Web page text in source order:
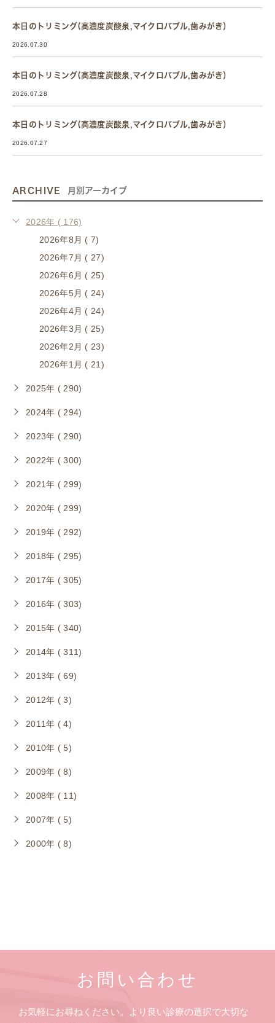
本日のトリミング(高濃度炭酸泉,マイクロバブル,歯みがき）
2026.07.30
本日のトリミング(高濃度炭酸泉,マイクロバブル,歯みがき）
2026.07.28
本日のトリミング(高濃度炭酸泉,マイクロバブル,歯みがき）
2026.07.27
ARCHIVE 月別アーカイブ
2026年 ( 176)
2026年8月 ( 7)
2026年7月 ( 27)
2026年6月 ( 25)
2026年5月 ( 24)
2026年4月 ( 24)
2026年3月 ( 25)
2026年2月 ( 23)
2026年1月 ( 21)
2025年 ( 290)
2024年 ( 294)
2023年 ( 290)
2022年 ( 300)
2021年 ( 299)
2020年 ( 299)
2019年 ( 292)
2018年 ( 295)
2017年 ( 305)
2016年 ( 303)
2015年 ( 340)
2014年 ( 311)
2013年 ( 69)
2012年 ( 3)
2011年 ( 4)
2010年 ( 5)
2009年 ( 8)
2008年 ( 11)
2007年 ( 5)
2000年 ( 8)
お問い合わせ
お気軽にお尋ねください。より良い診療の選択で大切な